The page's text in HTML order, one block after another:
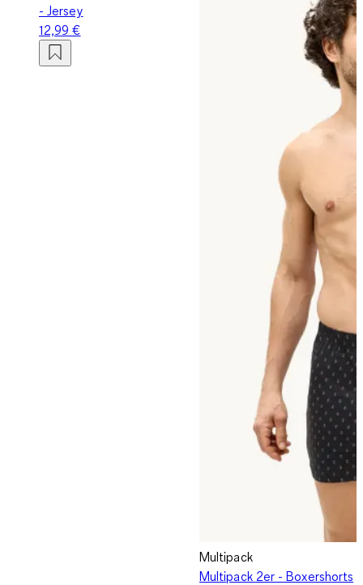
- Jersey
12,99 €
Multipack
Multipack 2er - Boxershorts